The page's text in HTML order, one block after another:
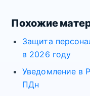
Похожие
Защита
в 2026 году
Уведомление в
ПДн